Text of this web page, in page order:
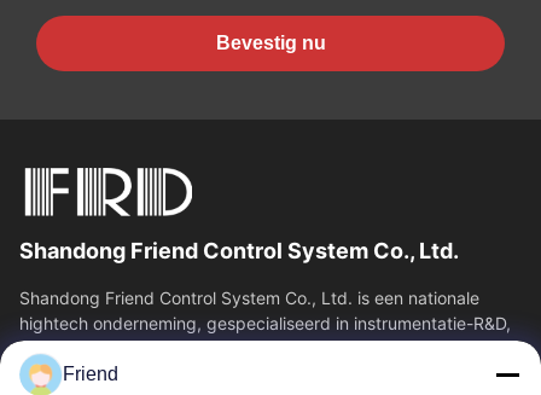
Bevestig nu
Shandong Friend Control System Co., Ltd.
Shandong Friend Control System Co., Ltd. is een nationale
hightech onderneming, gespecialiseerd in instrumentatie-R&D,
productie en industriële...
Snelkoppelingen
Friend